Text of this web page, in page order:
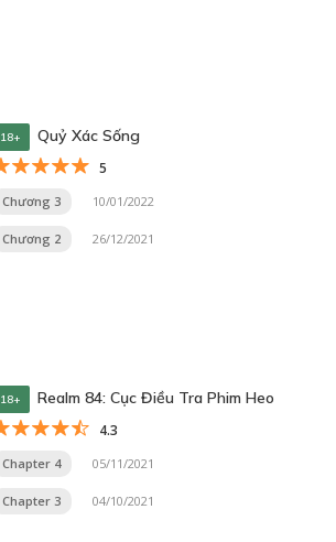
18+ Quỷ Xác Sống
5
Chương 3 10/01/2022
Chương 2 26/12/2021
18+ Realm 84: Cục Điều Tra Phim Heo
4.3
Chapter 4 05/11/2021
Chapter 3 04/10/2021